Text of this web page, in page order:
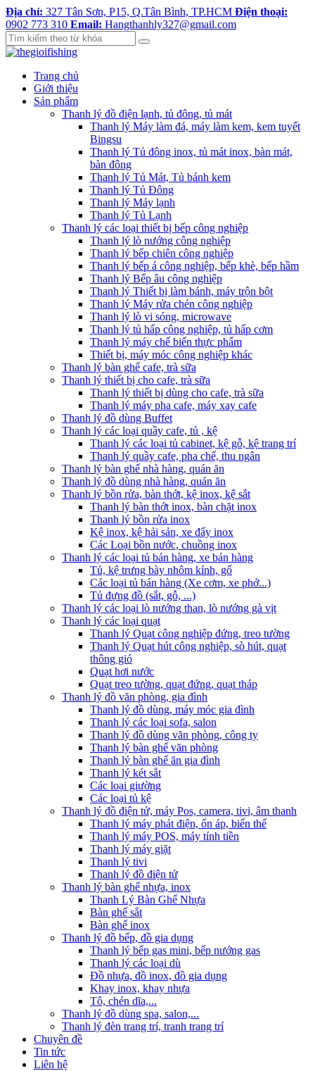
Địa chỉ: 327 Tân Sơn, P15, Q.Tân Bình, TP.HCM Điện thoại:
0902 773 310 Email: Hangthanhly327@gmail.com
Trang chủ
Giới thiệu
Sản phẩm
Thanh lý đồ điện lạnh, tủ đông, tủ mát
Thanh lý Máy làm đá, máy làm kem, kem tuyết
Bingsu
Thanh lý Tủ đông inox, tủ mát inox, bàn mát,
bàn đông
Thanh lý Tủ Mát, Tủ bánh kem
Thanh lý Tủ Đông
Thanh lý Máy lạnh
Thanh lý Tủ Lạnh
Thanh lý các loại thiết bị bếp công nghiệp
Thanh lý lò nướng công nghiệp
Thanh lý bếp chiên công nghiệp
Thanh lý bếp á công nghiệp, bếp khè, bếp hầm
Thanh lý Bếp âu công nghiệp
Thanh lý Thiết bị làm bánh, máy trộn bột
Thanh lý Máy rửa chén công nghiệp
Thanh lý lò vi sóng, microwave
Thanh lý tủ hấp công nghiệp, tủ hấp cơm
Thanh lý máy chế biến thực phẩm
Thiết bị, máy móc công nghiệp khác
Thanh lý bàn ghế cafe, trà sữa
Thanh lý thiết bị cho cafe, trà sữa
Thanh lý thiết bị dùng cho cafe, trà sữa
Thanh lý máy pha cafe, máy xay cafe
Thanh lý đồ dùng Buffet
Thanh lý các loại quầy cafe, tủ , kệ
Thanh lý các loại tủ cabinet, kệ gỗ, kệ trang trí
Thanh lý quầy cafe, pha chế, thu ngân
Thanh lý bàn ghế nhà hàng, quán ăn
Thanh lý đồ dùng nhà hàng, quán ăn
Thanh lý bồn rửa, bàn thớt, kệ inox, kệ sắt
Thanh lý bàn thớt inox, bàn chặt inox
Thanh lý bồn rửa inox
Kệ inox, kệ hải sản, xe đẩy inox
Các Loại bồn nước, chuồng inox
Thanh lý các loại tủ bán hàng, xe bán hàng
Tủ, kệ trưng bày nhôm kính, gổ
Các loại tủ bán hàng (Xe cơm, xe phở...)
Tủ đựng đồ (sắt, gỗ, ...)
Thanh lý các loại lò nướng than, lò nướng gà vịt
Thanh lý các loại quạt
Thanh lý Quạt công nghiệp đứng, treo tường
Thanh lý Quạt hút công nghiệp, sò hút, quạt
thông gió
Quạt hơi nước
Quạt treo tường, quạt đứng, quạt tháp
Thanh lý đồ văn phòng, gia đình
Thanh lý đồ dùng, máy móc gia đình
Thanh lý các loại sofa, salon
Thanh lý đồ dùng văn phòng, công ty
Thanh lý bàn ghế văn phòng
Thanh lý bàn ghế ăn gia đình
Thanh lý két sắt
Các loại giường
Các loại tủ kệ
Thanh lý đồ điện tử, máy Pos, camera, tivi, âm thanh
Thanh lý máy phát điện, ổn áp, biến thế
Thanh lý máy POS, máy tính tiền
Thanh lý máy giặt
Thanh lý tivi
Thanh lý đồ điện tử
Thanh lý bàn ghế nhựa, inox
Thanh Lý Bàn Ghế Nhựa
Bàn ghế sắt
Bàn ghế inox
Thanh lý đồ bếp, đồ gia dụng
Thanh lý bếp gas mini, bếp nướng gas
Thanh lý các loại dù
Đồ nhựa, đồ inox, đồ gia dụng
Khay inox, khay nhựa
Tô, chén dĩa,...
Thanh lý đồ dùng spa, salon,...
Thanh lý đèn trang trí, tranh trang trí
Chuyên đề
Tin tức
Liên hệ